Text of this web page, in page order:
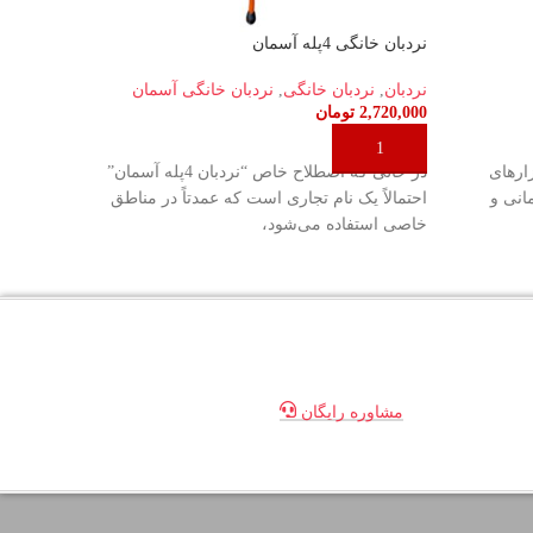
و
نردبان خانگی 4پله آسمان
نردبان نردبان خانگی
نردبان خانگی آسمان
2,720,000 تومان
افزودن به سبد خرید
در حالی که اصطلاح خاص “نردبان 4پله آسمان”
احتمالاً یک نام تجاری است که عمدتاً در مناطق
خاصی استفاده می‌شود،
مشاوره رایگان